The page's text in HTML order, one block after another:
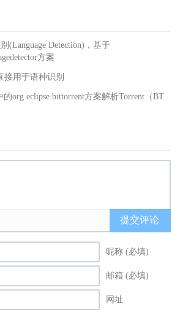
(Language Detection)，基于
方案
接用于语种识别
的org.eclipse.bittorrent方案解析Torrent（BT
提交评论
昵称 (必填)
邮箱 (必填)
网址